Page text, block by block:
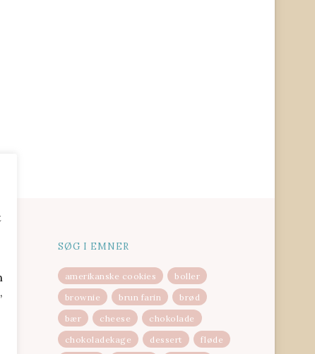
SØG I EMNER
amerikanske cookies
boller
brownie
brun farin
brød
bær
cheese
chokolade
chokoladekage
dessert
fløde